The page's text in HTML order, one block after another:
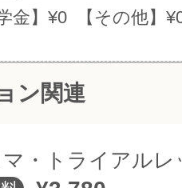
けではなく、数
た、生きるため
学び、「体や心
学金】¥0 【その他】
ン関連
・トライアルレ